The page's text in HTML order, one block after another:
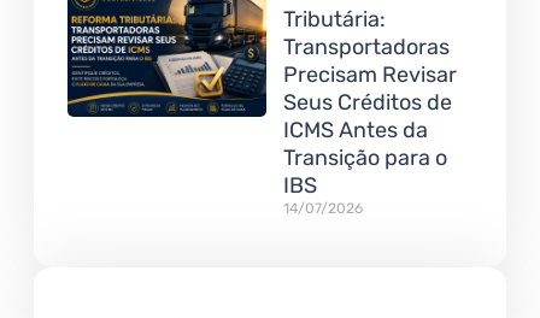
Tributária:
Transportadoras
Precisam Revisar
Seus Créditos de
ICMS Antes da
Transição para o
IBS
14/07/2026